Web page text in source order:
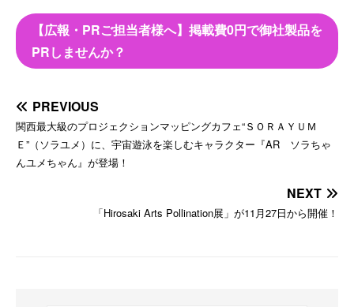
【広報・PRご担当者様へ】掲載費0円で御社製品を
PRしませんか？
PREVIOUS
関西最大級のプロジェクションマッピングカフェ“ＳＯＲＡＹＵＭ
Ｅ”（ソラユメ）に、宇宙遊泳を楽しむキャラクター『AR ソラちゃ
んユメちゃん』が登場！
NEXT
「Hirosaki Arts Pollination展」が11月27日から開催！